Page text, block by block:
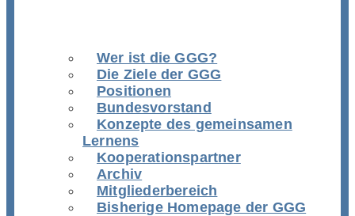
Wer ist die GGG?
Die Ziele der GGG
Positionen
Bundesvorstand
Konzepte des gemeinsamen
Lernens
Kooperationspartner
Archiv
Mitgliederbereich
Bisherige Homepage der GGG